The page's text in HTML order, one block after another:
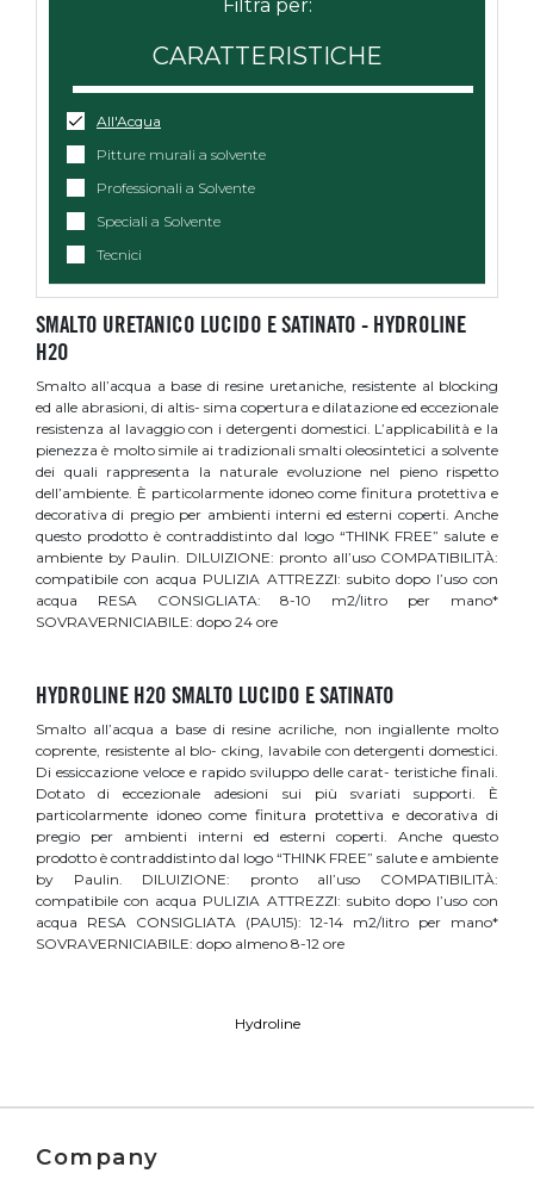
CARATTERISTICHE
All'Acqua
Pitture murali a solvente
Professionali a Solvente
Speciali a Solvente
Tecnici
SMALTO URETANICO LUCIDO E SATINATO - HYDROLINE
H2O
Smalto all’acqua a base di resine uretaniche, resistente al blocking
ed alle abrasioni, di altis- sima copertura e dilatazione ed eccezionale
resistenza al lavaggio con i detergenti domestici. L’applicabilità e la
pienezza è molto simile ai tradizionali smalti oleosintetici a solvente
dei quali rappresenta la naturale evoluzione nel pieno rispetto
dell’ambiente. È particolarmente idoneo come finitura protettiva e
decorativa di pregio per ambienti interni ed esterni coperti. Anche
questo prodotto è contraddistinto dal logo “THINK FREE” salute e
ambiente by Paulin. DILUIZIONE: pronto all’uso COMPATIBILITÀ:
compatibile con acqua PULIZIA ATTREZZI: subito dopo l’uso con
acqua RESA CONSIGLIATA: 8-10 m2/litro per mano*
SOVRAVERNICIABILE: dopo 24 ore
HYDROLINE H2O SMALTO LUCIDO E SATINATO
Smalto all’acqua a base di resine acriliche, non ingiallente molto
coprente, resistente al blo- cking, lavabile con detergenti domestici.
Di essiccazione veloce e rapido sviluppo delle carat- teristiche finali.
Dotato di eccezionale adesioni sui più svariati supporti. È
particolarmente idoneo come finitura protettiva e decorativa di
pregio per ambienti interni ed esterni coperti. Anche questo
prodotto è contraddistinto dal logo “THINK FREE” salute e ambiente
by Paulin. DILUIZIONE: pronto all’uso COMPATIBILITÀ:
compatibile con acqua PULIZIA ATTREZZI: subito dopo l’uso con
acqua RESA CONSIGLIATA (PAU15): 12-14 m2/litro per mano*
SOVRAVERNICIABILE: dopo almeno 8-12 ore
Hydroline
Company